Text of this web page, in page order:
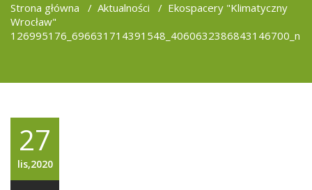
Strona główna / Aktualności / Ekospacery "Klimatyczny
Wrocław"
126995176_696631714391548_4060632386843146700_n
27
lis,2020